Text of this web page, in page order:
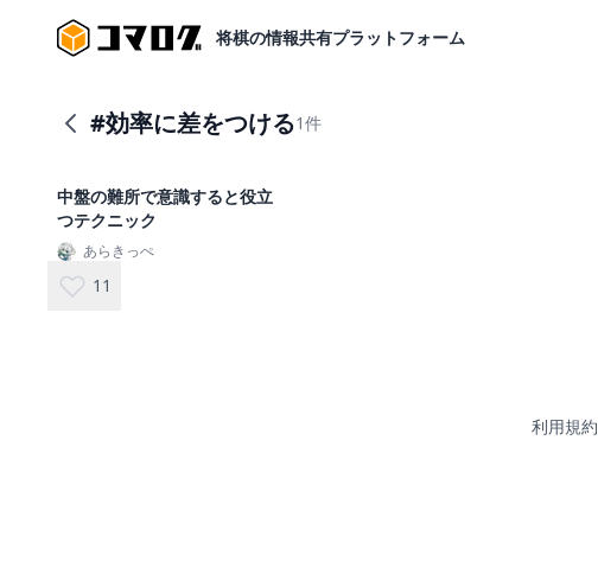
将棋の情報共有プラットフォーム
#効率に差をつける1件
中盤の難所で意識すると役立
つテクニック
あらきっぺ
11
利用規約